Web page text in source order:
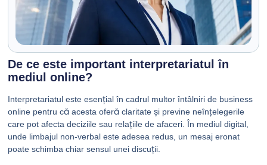
De ce este important interpretariatul în
mediul online?
Interpretariatul este esențial în cadrul multor întâlniri de business
online pentru că acesta oferă claritate și previne neînțelegerile
care pot afecta deciziile sau relațiile de afaceri. În mediul digital,
unde limbajul non-verbal este adesea redus, un mesaj eronat
poate schimba chiar sensul unei discuții.